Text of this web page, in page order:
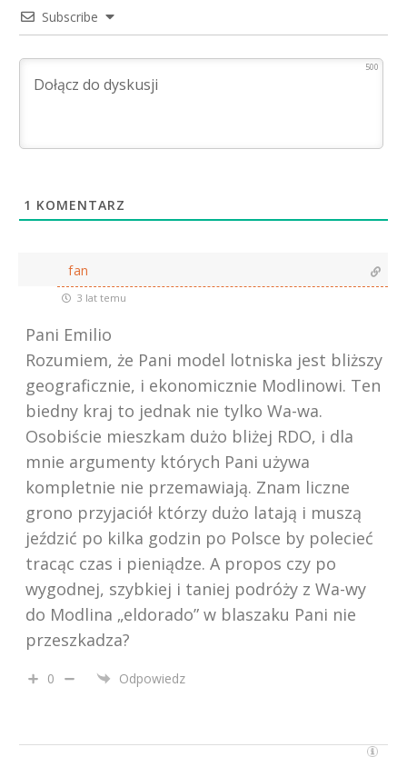
Subscribe
500
1 KOMENTARZ
fan
3 lat temu
Pani Emilio
Rozumiem, że Pani model lotniska jest bliższy
geograficznie, i ekonomicznie Modlinowi. Ten
biedny kraj to jednak nie tylko Wa-wa.
Osobiście mieszkam dużo bliżej RDO, i dla
mnie argumenty których Pani używa
kompletnie nie przemawiają. Znam liczne
grono przyjaciół którzy dużo latają i muszą
jeździć po kilka godzin po Polsce by polecieć
tracąc czas i pieniądze. A propos czy po
wygodnej, szybkiej i taniej podróży z Wa-wy
do Modlina „eldorado” w blaszaku Pani nie
przeszkadza?
0 Odpowiedz